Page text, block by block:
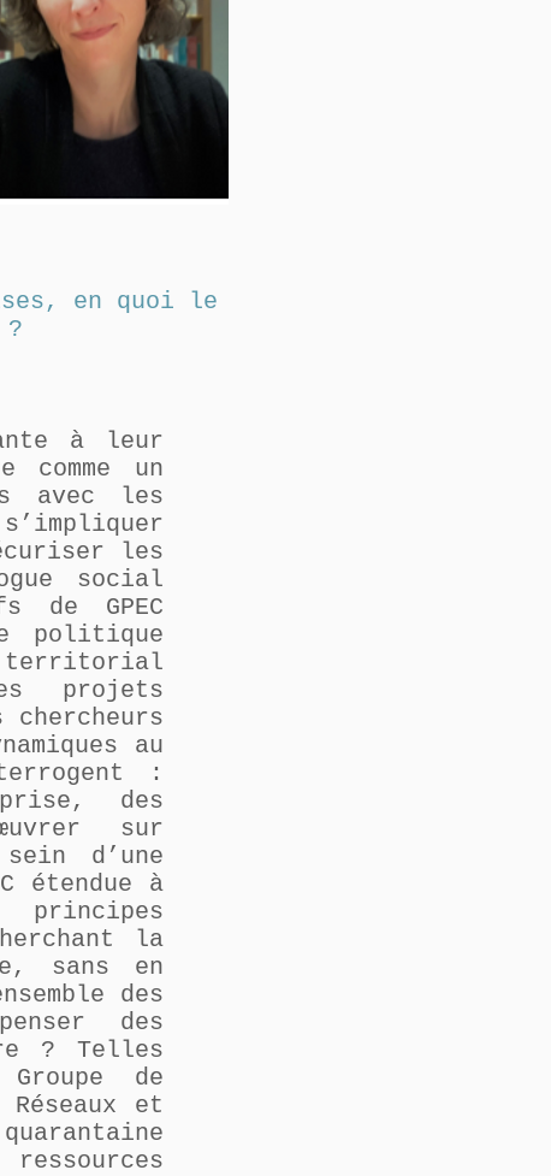
en quoi le
à leur
un
avec les
les
social
de GPEC
politique
territorial
projets
au
:
des
sur
d’une
étendue à
principes
la
sans en
des
des
? Telles
de
et